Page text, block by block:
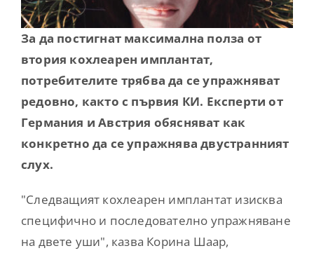
Contact
За да постигнат максимална полза от
втория кохлеарен имплантат,
потребителите трябва да се упражняват
редовно, както с първия КИ. Експерти от
Германия и Австрия обясняват как
конкретно да се упражнява двустранният
слух.
"Следващият кохлеарен имплантат изисква
специфично и последователно упражняване
на двете уши", казва Корина Шаар,